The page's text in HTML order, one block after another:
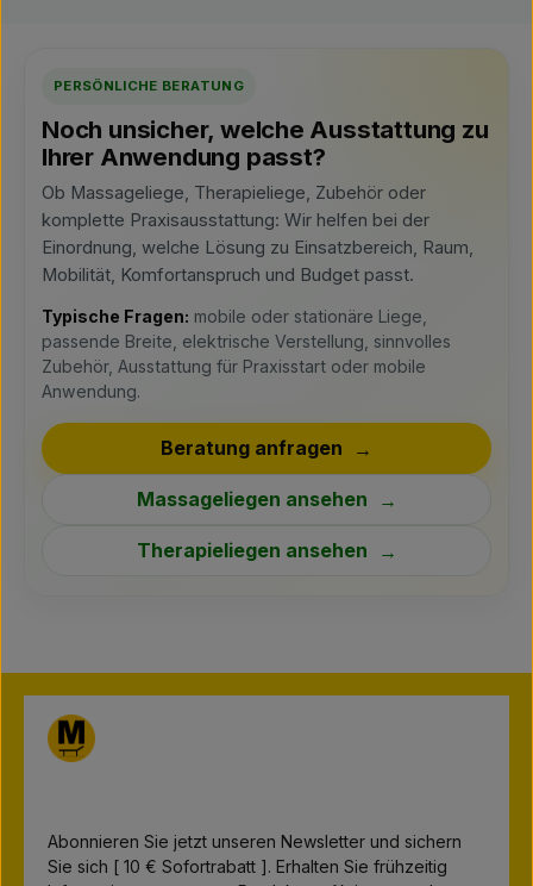
PERSÖNLICHE BERATUNG
Noch unsicher, welche Ausstattung zu
Ihrer Anwendung passt?
Ob Massageliege, Therapieliege, Zubehör oder
komplette Praxisausstattung: Wir helfen bei der
Einordnung, welche Lösung zu Einsatzbereich, Raum,
Mobilität, Komfortanspruch und Budget passt.
Typische Fragen: mobile oder stationäre Liege,
passende Breite, elektrische Verstellung, sinnvolles
Zubehör, Ausstattung für Praxisstart oder mobile
Anwendung.
Beratung anfragen
Massageliegen ansehen
Therapieliegen ansehen
Abonnieren Sie jetzt unseren Newsletter und sichern
Sie sich [ 10 € Sofortrabatt ]. Erhalten Sie frühzeitig